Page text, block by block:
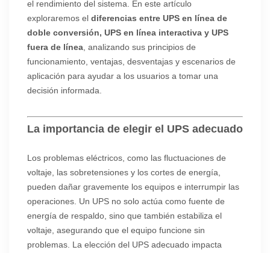
el rendimiento del sistema. En este artículo
exploraremos el diferencias entre UPS en línea de
doble conversión, UPS en línea interactiva y UPS
fuera de línea, analizando sus principios de
funcionamiento, ventajas, desventajas y escenarios de
aplicación para ayudar a los usuarios a tomar una
decisión informada.
La importancia de elegir el UPS adecuado
Los problemas eléctricos, como las fluctuaciones de
voltaje, las sobretensiones y los cortes de energía,
pueden dañar gravemente los equipos e interrumpir las
operaciones. Un UPS no solo actúa como fuente de
energía de respaldo, sino que también estabiliza el
voltaje, asegurando que el equipo funcione sin
problemas. La elección del UPS adecuado impacta